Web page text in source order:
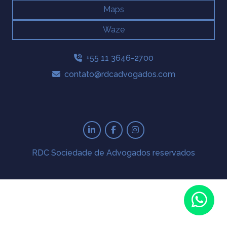
Maps
Waze
+55 11 3646-2700
contato@rdcadvogados.com
RDC Sociedade de Advogados reservados